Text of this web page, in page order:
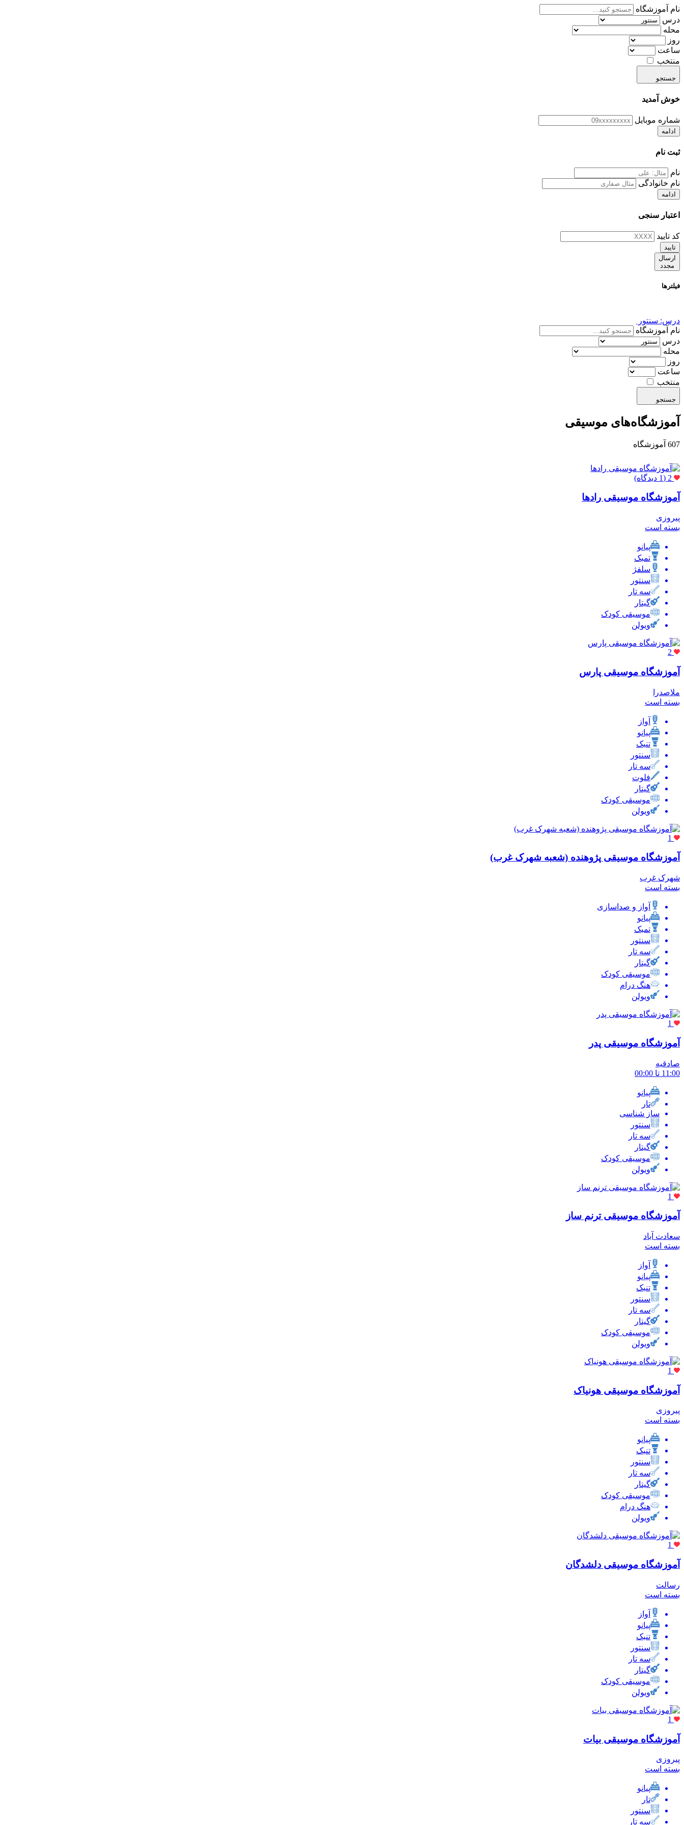
نام آموزشگاه
درس
محله
روز
ساعت
منتخب
جستجو
خوش آمدید
شماره موبایل
ادامه
ثبت نام
نام
نام خانوادگی
ادامه
اعتبار سنجی
کد تایید
تایید
ارسال
مجدد
فیلترها
درس: سنتور
نام آموزشگاه
درس
محله
روز
ساعت
منتخب
جستجو
آموزشگاه‌های موسیقی
607 آموزشگاه
2 (1 دیدگاه)
آموزشگاه موسیقی رادها
پیروزی
بسته است
پیانو
تمبک
سلفژ
سنتور
سه تار
گیتار
موسیقی کودک
ویولن
2
آموزشگاه موسیقی پارس
ملاصدرا
بسته است
آواز
پیانو
تنبک
سنتور
سه تار
فلوت
گیتار
موسیقی کودک
ویولن
1
آموزشگاه موسیقی پژوهنده (شعبه شهرک غرب)
شهرک غرب
بسته است
آواز و صداسازی
پیانو
تمبک
سنتور
سه تار
گیتار
موسیقی کودک
هنگ درام
ویولن
1
آموزشگاه موسیقی پدر
صادقیه
11:00 تا 00:00
پیانو
تار
ساز شناسی
سنتور
سه تار
گیتار
موسیقی کودک
ویولن
1
آموزشگاه موسیقی ترنم ساز
سعادت آباد
بسته است
آواز
پیانو
تنبک
سنتور
سه تار
گیتار
موسیقی کودک
ویولن
1
آموزشگاه موسیقی هونیاک
پیروزی
بسته است
پیانو
تنبک
سنتور
سه تار
گیتار
موسیقی کودک
هنگ درام
ویولن
1
آموزشگاه موسیقی دلشدگان
رسالت
بسته است
آواز
پیانو
تنبک
سنتور
سه تار
گیتار
موسیقی کودک
ویولن
1
آموزشگاه موسیقی بیات
پیروزی
بسته است
پیانو
تار
سنتور
سه تار